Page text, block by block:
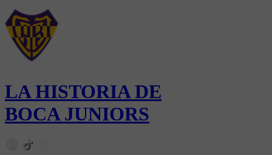
LA HISTORIA DE
BOCA JUNIORS